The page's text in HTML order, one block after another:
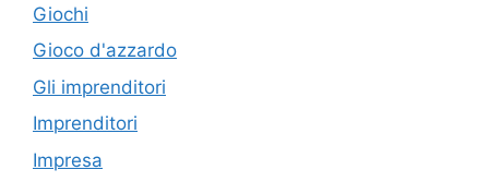
Giochi
Gioco d'azzardo
Gli imprenditori
Imprenditori
Impresa